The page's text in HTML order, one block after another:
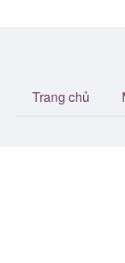
Trang chủ